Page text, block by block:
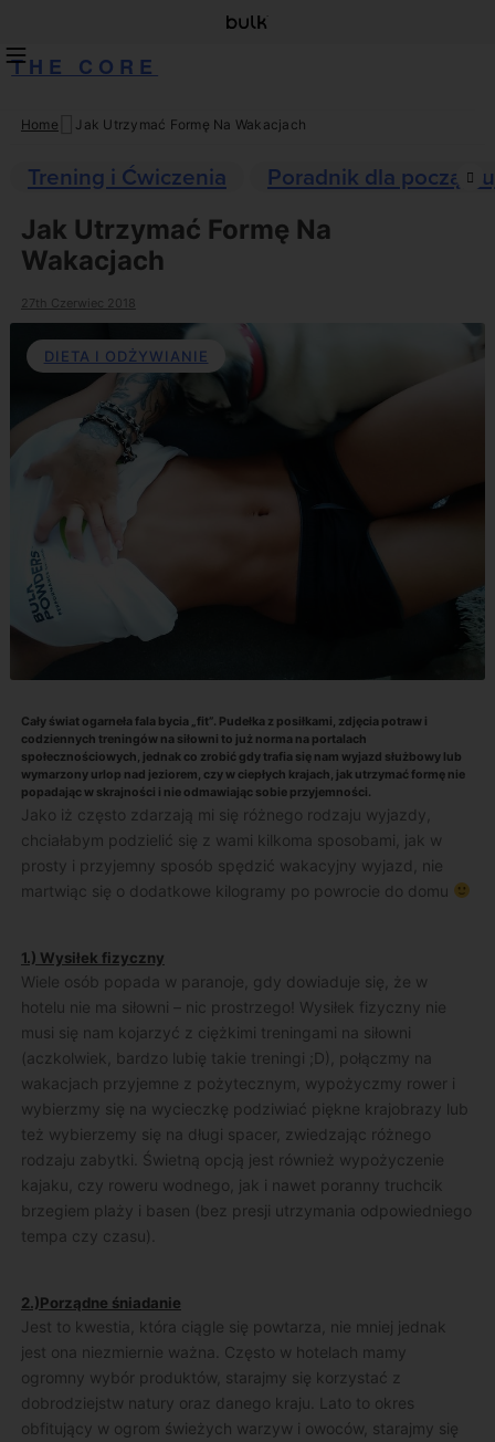
THE CORE
Skip
content
Home Jak Utrzymać Formę Na Wakacjach
Trening i Ćwiczenia
Poradnik dla
Jak Utrzymać Formę Na
Wakacjach
27th Czerwiec 2018
DIETA I ODŻYWIANIE
Cały świat ogarneła fala bycia „fit”. Pudełka z posiłkami, zdjęcia potraw i
codziennych treningów na siłowni to już norma na portalach
społecznościowych, jednak co zrobić gdy trafia się nam wyjazd służbowy lub
wymarzony urlop nad jeziorem, czy w ciepłych krajach, jak utrzymać formę nie
popadając w skrajności i nie odmawiając sobie przyjemności.
Jako iż często zdarzają mi się różnego rodzaju wyjazdy,
chciałabym podzielić się z wami kilkoma sposobami, jak w
prosty i przyjemny sposób spędzić wakacyjny wyjazd, nie
martwiąc się o dodatkowe kilogramy po powrocie do domu
1.) Wysiłek fizyczny
Wiele osób popada w paranoje, gdy dowiaduje się, że w
hotelu nie ma siłowni – nic prostrzego! Wysiłek fizyczny nie
musi się nam kojarzyć z ciężkimi treningami na siłowni
(aczkolwiek, bardzo lubię takie treningi ;D), połączmy na
wakacjach przyjemne z pożytecznym, wypożyczmy rower i
wybierzmy się na wycieczkę podziwiać piękne krajobrazy lub
też wybierzemy się na długi spacer, zwiedzając różnego
rodzaju zabytki. Świetną opcją jest również wypożyczenie
kajaku, czy roweru wodnego, jak i nawet poranny truchcik
brzegiem plaży i basen (bez presji utrzymania odpowiedniego
tempa czy czasu).
2.)Porządne śniadanie
Jest to kwestia, która ciągle się powtarza, nie mniej jednak
jest ona niezmiernie ważna. Często w hotelach mamy
ogromny wybór produktów, starajmy się korzystać z
dobrodziejstw natury oraz danego kraju. Lato to okres
obfitujący w ogrom świeżych warzyw i owoców, starajmy się